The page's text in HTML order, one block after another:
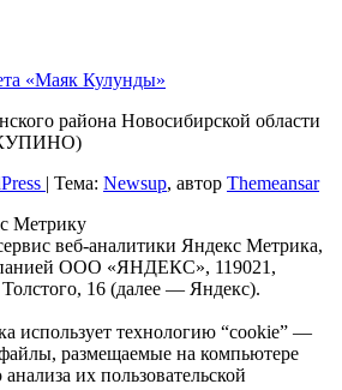
«Маяк Кулунды»
района Новосибирской области
Тема: Newsup, автор Themeansar
Метрику
веб-аналитики Яндекс Метрика,
ООО «ЯНДЕКС», 119021,
16 (далее — Яндекс).
использует технологию “cookie” —
размещаемые на компьютере
их пользовательской